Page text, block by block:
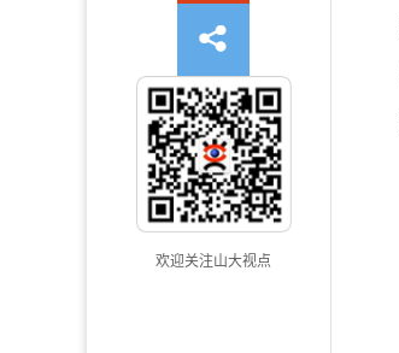
欢迎关注山大视点